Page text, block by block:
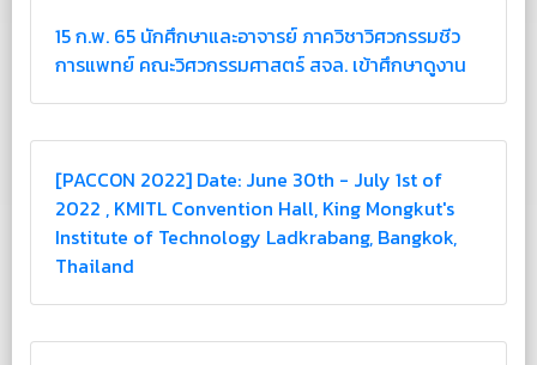
15 ก.พ. 65 นักศึกษาและอาจารย์ ภาควิชาวิศวกรรมชีว
การแพทย์ คณะวิศวกรรมศาสตร์ สจล. เข้าศึกษาดูงาน
[PACCON 2022] Date: June 30th - July 1st of
2022 , KMITL Convention Hall, King Mongkut's
Institute of Technology Ladkrabang, Bangkok,
Thailand